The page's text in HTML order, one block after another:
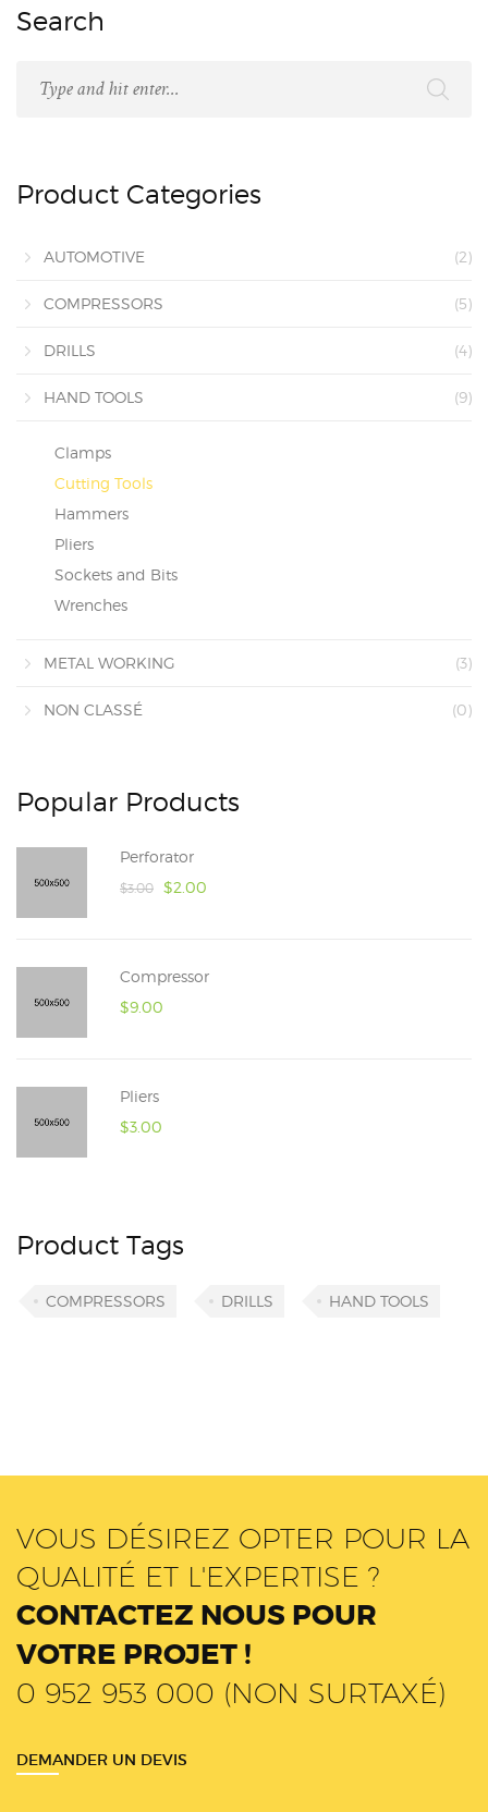
Search
Product Categories
AUTOMOTIVE (2)
COMPRESSORS (5)
DRILLS (4)
HAND TOOLS (9)
Clamps
Cutting Tools
Hammers
Pliers
Sockets and Bits
Wrenches
METAL WORKING (3)
NON CLASSÉ (0)
Popular Products
Perforator
$3.00 $2.00
Compressor
$9.00
Pliers
$3.00
Product Tags
COMPRESSORS DRILLS HAND TOOLS
VOUS DÉSIREZ OPTER POUR LA
QUALITÉ ET L'EXPERTISE ?
CONTACTEZ NOUS POUR
VOTRE PROJET !
0 952 953 000 (NON SURTAXÉ)
DEMANDER UN DEVIS